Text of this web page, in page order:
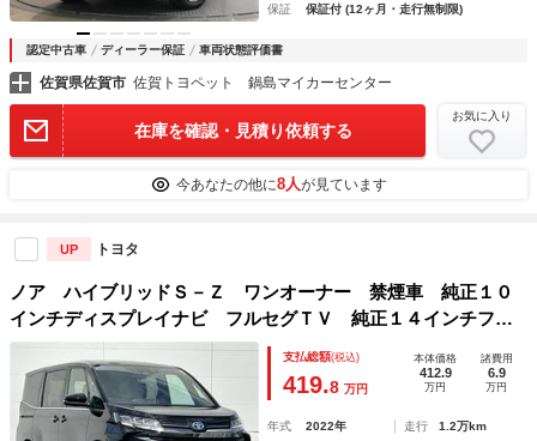
保証
保証付 (12ヶ月・走行無制限)
認定中古車 ディーラー保証 車両状態評価書
佐賀県佐賀市 佐賀トヨペット 鍋島マイカーセンター
在庫を確認・見積り依頼する
お気に入り
今あなたの他に8人が見ています
UP トヨタ
ノア ハイブリッドＳ－Ｚ ワンオーナー 禁煙車 純正１０
インチディスプレイナビ フルセグＴＶ 純正１４インチフリ
ップダウンモニター 全方位カメラ デジタルインナーミラ
ー ユニバーサルステップ 快適パックＨｉｇｈ
支払総額(税込)
419.8 万円
本体価格
412.9
万円
諸費用
6.9
万円
年式 2022年 走行
1.2万km